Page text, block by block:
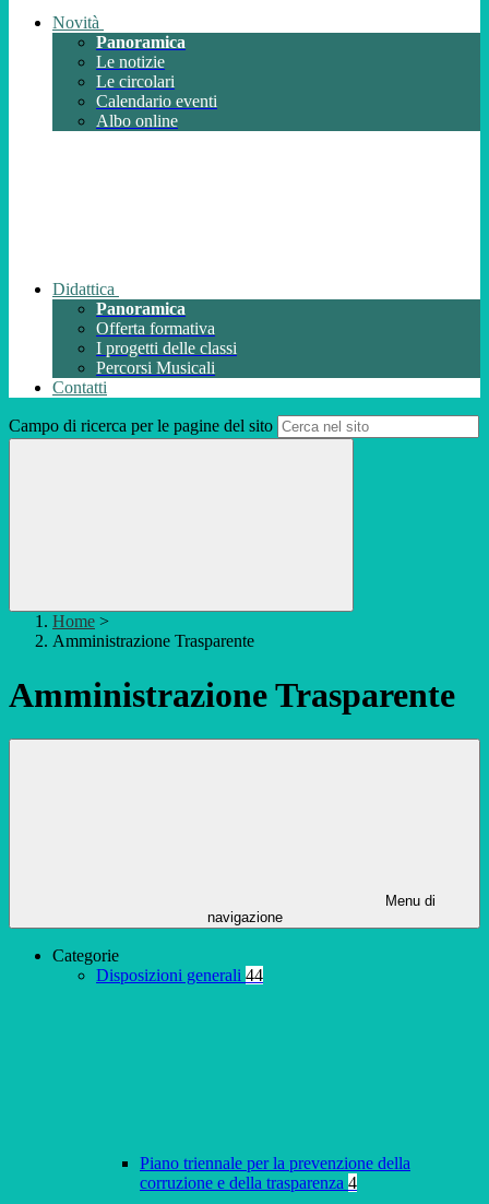
Novità
Panoramica
Le notizie
Le circolari
Calendario eventi
Albo online
Didattica
Panoramica
Offerta formativa
I progetti delle classi
Percorsi Musicali
Contatti
Campo di ricerca per le pagine del sito
Home >
Amministrazione Trasparente
Amministrazione Trasparente
Menu di
navigazione
Categorie
Disposizioni generali 44
Piano triennale per la prevenzione della
corruzione e della trasparenza 4